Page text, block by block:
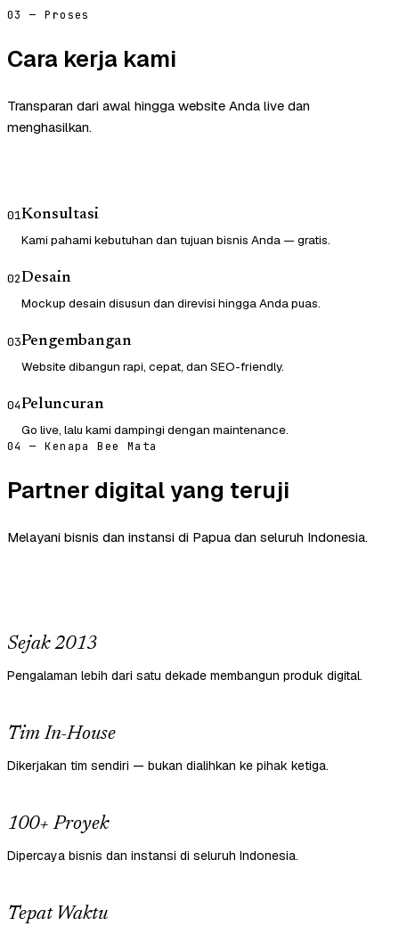
03 — Proses
Cara kerja kami
Transparan dari awal hingga website Anda live dan
menghasilkan.
01Konsultasi
Kami pahami kebutuhan dan tujuan bisnis Anda — gratis.
02Desain
Mockup desain disusun dan direvisi hingga Anda puas.
03Pengembangan
Website dibangun rapi, cepat, dan SEO-friendly.
04Peluncuran
Go live, lalu kami dampingi dengan maintenance.
04 — Kenapa Bee Mata
Partner digital yang teruji
Melayani bisnis dan instansi di Papua dan seluruh Indonesia.
Sejak 2013
Pengalaman lebih dari satu dekade membangun produk digital.
Tim In-House
Dikerjakan tim sendiri — bukan dialihkan ke pihak ketiga.
100+ Proyek
Dipercaya bisnis dan instansi di seluruh Indonesia.
Tepat Waktu